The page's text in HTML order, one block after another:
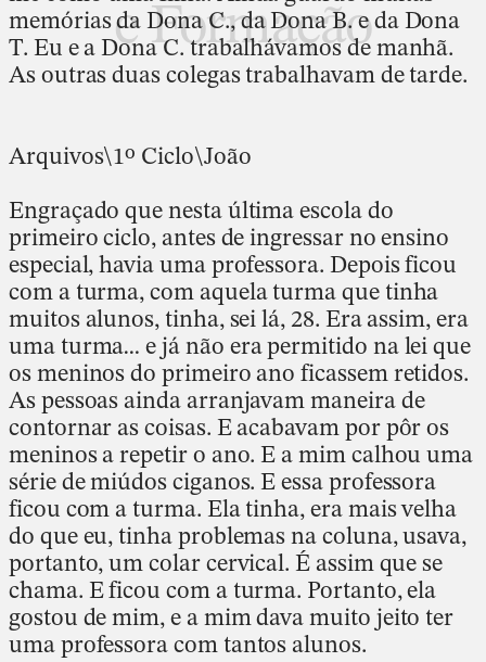
e Formação
memórias da Dona C., da Dona B. e da Dona
T. Eu e a Dona C. trabalhávamos de manhã.
As outras duas colegas trabalhavam de tarde.
Arquivos\1º Ciclo\João
Engraçado que nesta última escola do
primeiro ciclo, antes de ingressar no ensino
especial, havia uma professora. Depois ficou
com a turma, com aquela turma que tinha
muitos alunos, tinha, sei lá, 28. Era assim, era
uma turma… e já não era permitido na lei que
os meninos do primeiro ano ficassem retidos.
As pessoas ainda arranjavam maneira de
contornar as coisas. E acabavam por pôr os
meninos a repetir o ano. E a mim calhou uma
série de miúdos ciganos. E essa professora
ficou com a turma. Ela tinha, era mais velha
do que eu, tinha problemas na coluna, usava,
portanto, um colar cervical. É assim que se
chama. E ficou com a turma. Portanto, ela
gostou de mim, e a mim dava muito jeito ter
uma professora com tantos alunos.